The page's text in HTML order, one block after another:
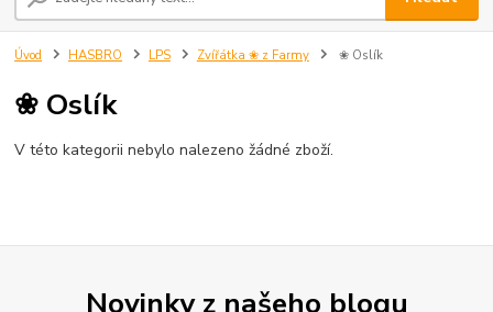
Úvod HASBRO LPS Zvířátka ❀ z Farmy ❀ Oslík
❀ Oslík
V této kategorii nebylo nalezeno žádné zboží.
Novinky z našeho blogu